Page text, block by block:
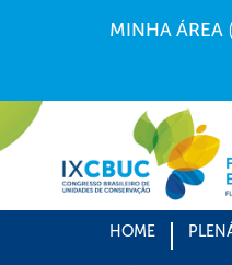
MINHA ÁREA
HOME